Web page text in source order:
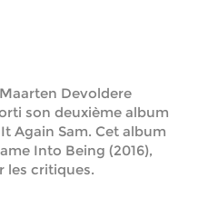
Devoldere
son deuxième album
Again Sam. Cet album
Into Being (2016),
les critiques.